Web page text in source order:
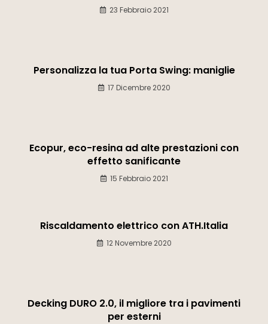
23 Febbraio 2021
Personalizza la tua Porta Swing: maniglie
17 Dicembre 2020
Ecopur, eco-resina ad alte prestazioni con
effetto sanificante
15 Febbraio 2021
Riscaldamento elettrico con ATH.Italia
12 Novembre 2020
Decking DURO 2.0, il migliore tra i pavimenti
per esterni